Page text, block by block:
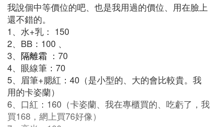
我說個中等價位的吧、也是我用過的價位、用在臉上
還不錯的。
1、水+乳： 150
2、BB：100 、
3、 隔離霜 ：70
4、眼線筆：70
5、眉筆+腮紅：40（是小型的、大的會比較貴。我
用的卡姿蘭）
6、口紅：160（卡姿蘭、我在專櫃買的、吃虧了，我
買168，網上買76好像）